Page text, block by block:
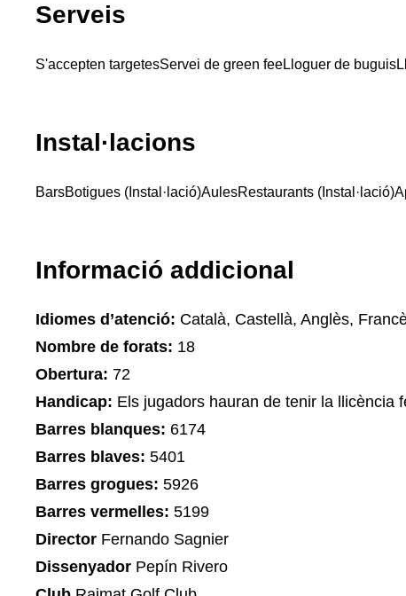
Serveis
S'accepten targetesServei de green feeLloguer de buguis
Instal·lacions
BarsBotigues (Instal·lació)AulesRestaurants (Instal·lació)
Informació addicional
Idiomes d’atenció: Català, Castellà, Anglès,
Nombre de forats: 18
Obertura: 72
Handicap: Els jugadors hauran de tenir la llicència
Barres blanques: 6174
Barres blaves: 5401
Barres grogues: 5926
Barres vermelles: 5199
Director Fernando Sagnier
Dissenyador Pepín Rivero